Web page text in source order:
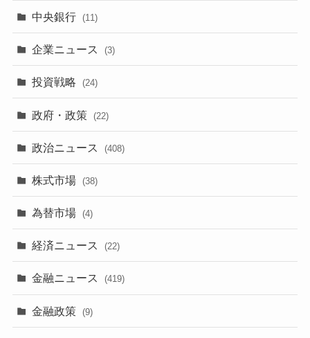
中央銀行 (11)
企業ニュース (3)
投資戦略 (24)
政府・政策 (22)
政治ニュース (408)
株式市場 (38)
為替市場 (4)
経済ニュース (22)
金融ニュース (419)
金融政策 (9)